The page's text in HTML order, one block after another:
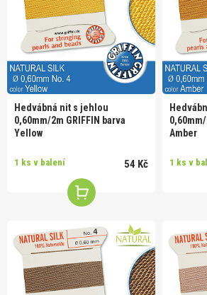
Hedvábná nit s jehlou
0,60mm/2m GRIFFIN barva
Yellow
1 ks v balení 54 Kč
Amber
1 ks v